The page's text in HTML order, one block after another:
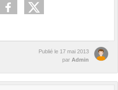
Publié le 17 mai 2013
par Admin